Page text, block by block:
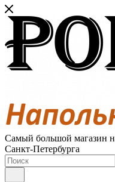
Самый большой магазин
Санкт-Петербурга